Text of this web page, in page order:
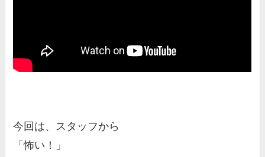
今回は、スタッフから
「怖い！」